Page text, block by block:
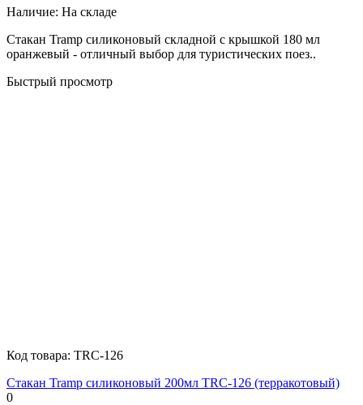
Наличие: На складе
Стакан Tramp силиконовый складной с крышкой 180 мл
оранжевый - отличный выбор для туристических поез..
Быстрый просмотр
Код товара: TRC-126
Стакан Tramp силиконовый 200мл TRC-126 (терракотовый)
0